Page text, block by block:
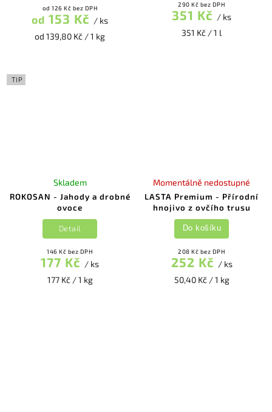
od 126 Kč bez DPH
od 153 Kč / ks
od 139,80 Kč / 1 kg
290 Kč bez DPH
351 Kč / ks
351 Kč / 1 l
TIP
ROKOSAN - Jahody a drobné
ovoce
Skladem
146 Kč bez DPH
177 Kč / ks
177 Kč / 1 kg
Detail
LASTA Premium - Přírodní
hnojivo z ovčího trusu
Momentálně nedostupné
208 Kč bez DPH
252 Kč / ks
50,40 Kč / 1 kg
Do košíku